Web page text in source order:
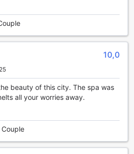
vous détendre dans le cadre
confort et la tranquillité se
de Hakone Nanase
et la commodité des clients
Nous proposons des
la sécurité de vos objets de
ainsi de profiter de votre séjour en
connexion Wi-Fi gratuite dans
les espaces publics vous
que ce soit pour partager vos
vos prochaines aventures dans
Hakone.
10,0
beauty of this city. The spa was
all your worries away.